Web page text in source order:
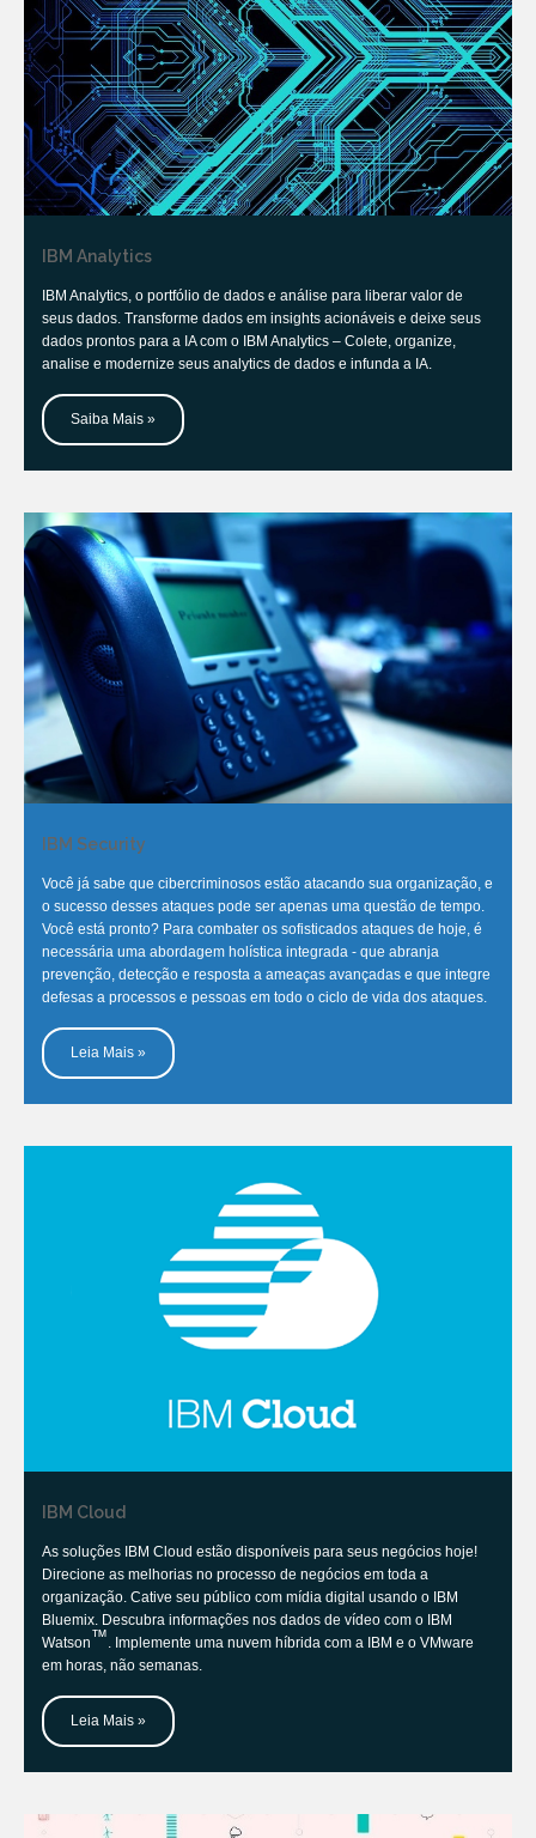
IBM Analytics
IBM Analytics, o portfólio de dados e análise para liberar valor de
seus dados. Transforme dados em insights acionáveis e deixe seus
dados prontos para a IA com o IBM Analytics – Colete, organize,
analise e modernize seus analytics de dados e infunda a IA.
Saiba Mais »
IBM Security
Você já sabe que cibercriminosos estão atacando sua organização, e
o sucesso desses ataques pode ser apenas uma questão de tempo.
Você está pronto? Para combater os sofisticados ataques de hoje, é
necessária uma abordagem holística integrada - que abranja
prevenção, detecção e resposta a ameaças avançadas e que integre
defesas a processos e pessoas em todo o ciclo de vida dos ataques.
Leia Mais »
IBM Cloud
As soluções IBM Cloud estão disponíveis para seus negócios hoje!
Direcione as melhorias no processo de negócios em toda a
organização. Cative seu público com mídia digital usando o IBM
Bluemix. Descubra informações nos dados de vídeo com o IBM
Watson™. Implemente uma nuvem híbrida com a IBM e o VMware
em horas, não semanas.
Leia Mais »